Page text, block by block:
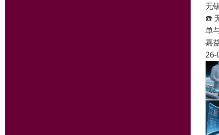
无
☎️
单
嘉
26-